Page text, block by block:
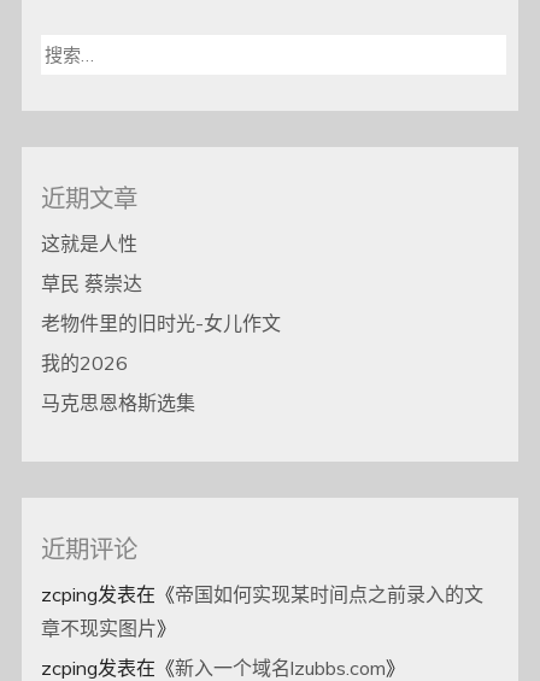
搜
近期文章
这就是人性
草民 蔡崇达
老物件里的旧时光-女儿作文
我的2026
马克思恩格斯选集
近期评论
zcping发表在《帝国如何实现某时间点之前录入的文
章不现实图片》
zcping发表在《新入一个域名lzubbs.com》